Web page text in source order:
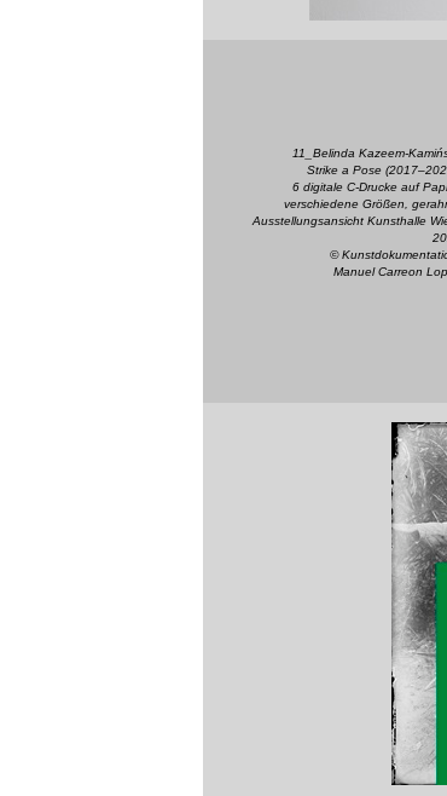
11_Belinda Kazeem-
Strike a Pose
6 digitale C-Drucke auf
verschiedene Größen,
Ausstellungsansicht Kunsthalle
©
Manuel Carreon